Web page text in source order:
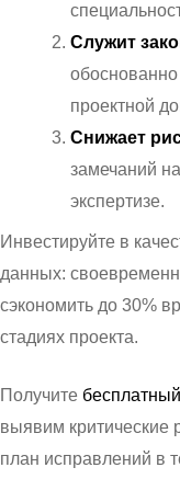
Служит
обоснованно
проектной
Снижает
замечаний
экспертизе.
Инвестируйте в
данных:
сэкономить до 30%
стадиях проекта.
Получите
выявим критические
план исправлений в